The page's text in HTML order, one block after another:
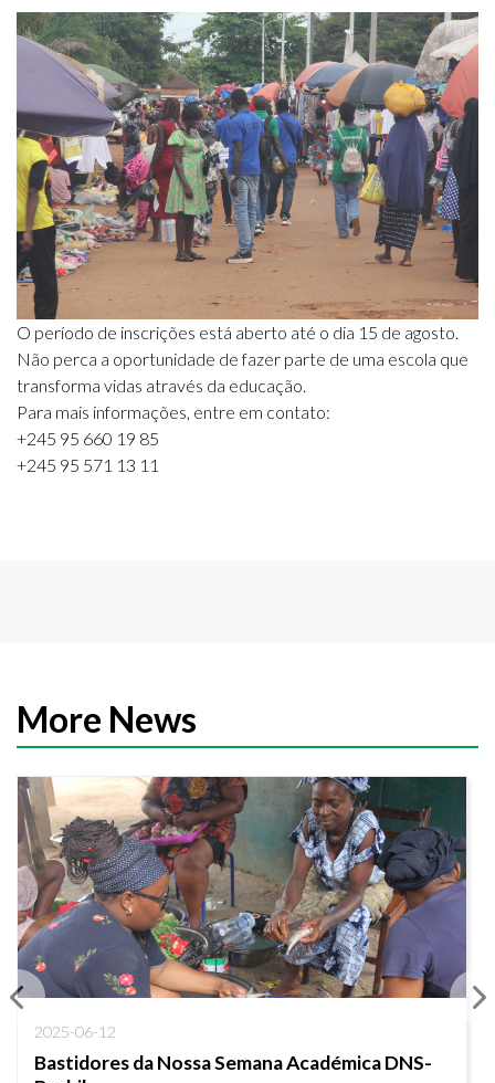
O período de inscrições está aberto até o dia 15 de agosto.
Não perca a oportunidade de fazer parte de uma escola que
transforma vidas através da educação.
Para mais informações, entre em contato:
+245 95 660 19 85
+245 95 571 13 11
More News
2025-06-12
Bastidores da Nossa Semana Académica DNS-